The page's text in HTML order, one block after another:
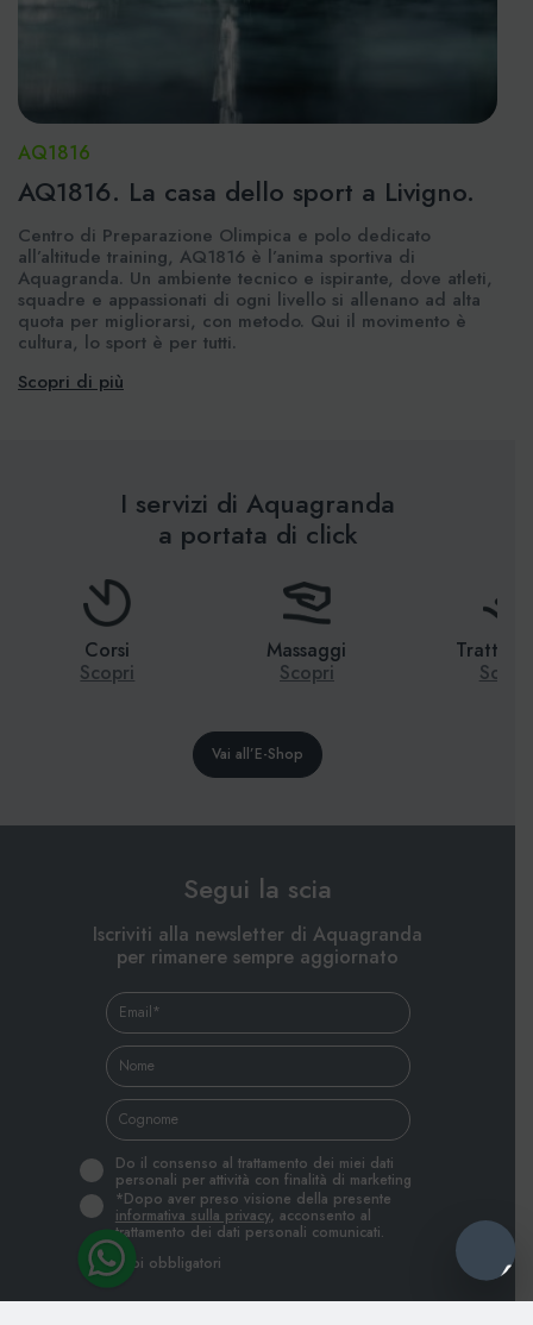
AQ1816
AQ1816. La casa dello sport a Livigno.
Centro di Preparazione Olimpica e polo dedicato
all’altitude training, AQ1816 è l’anima sportiva di
Aquagranda. Un ambiente tecnico e ispirante, dove atleti,
squadre e appassionati di ogni livello si allenano ad alta
quota per migliorarsi, con metodo. Qui il movimento è
cultura, lo sport è per tutti.
Scopri di più
I servizi di Aquagranda
a portata di click
Corsi
Scopri
Massaggi
Scopri
Scopri
Vai all’E-Shop
Segui la scia
Iscriviti alla newsletter di Aquagranda
per rimanere sempre aggiornato
Do il consenso al trattamento dei miei dati
personali per attività con finalità di marketing
*Dopo aver preso visione della presente
informativa sulla privacy, acconsento al
trattamento dei dati personali comunicati.
*Campi obbligatori